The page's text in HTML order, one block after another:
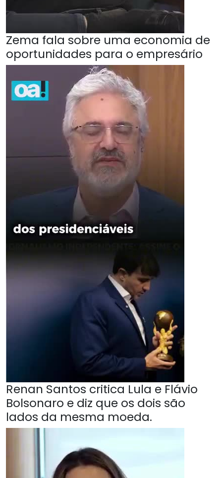
Zema fala sobre uma economia de
oportunidades para o empresário
Renan Santos critica Lula e Flávio
Bolsonaro e diz que os dois são
lados da mesma moeda.